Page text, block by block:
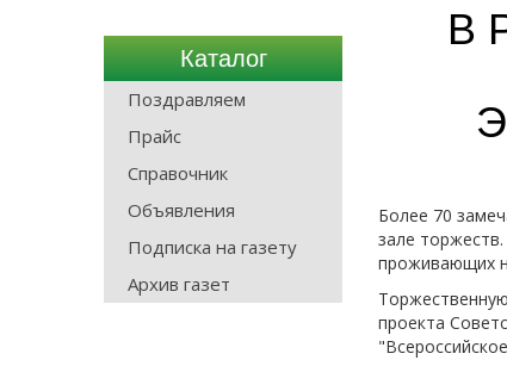
Каталог
Поздравляем
Прайс
Справочник
Объявления
Подписка на газету
Архив газет
В
Более 70
зале
проживающих
проекта